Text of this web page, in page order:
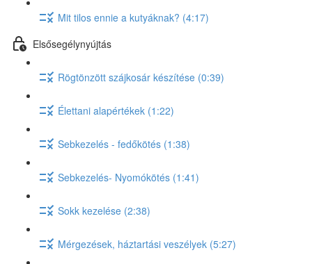
Mit tilos ennie a kutyáknak? (4:17)
Elsősegélynyújtás
Rögtönzött szájkosár készítése (0:39)
Élettani alapértékek (1:22)
Sebkezelés - fedőkötés (1:38)
Sebkezelés- Nyomókötés (1:41)
Sokk kezelése (2:38)
Mérgezések, háztartási veszélyek (5:27)